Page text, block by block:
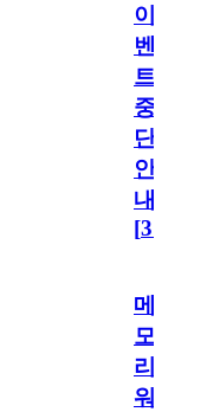
이
벤
트
중
단
안
내
[31
메
모
리
워